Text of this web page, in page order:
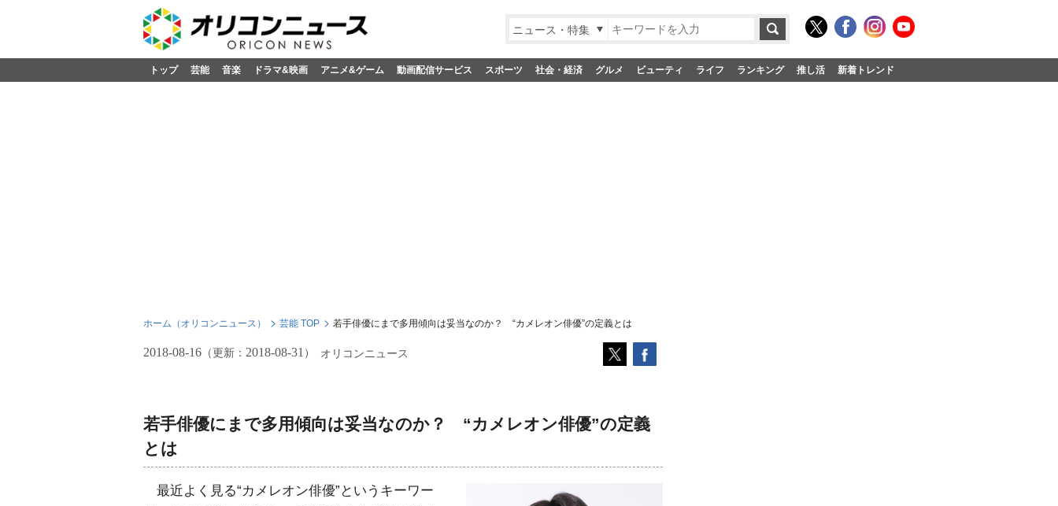
ニュース・特集
トップ 芸能 音楽 ドラマ&映画 アニメ&ゲーム 動画配信サービス スポーツ 社会・経済 グルメ ビューティ ライフ ランキング 推し活 新着トレンド
ホーム（オリコンニュース） 芸能 TOP 若手俳優にまで多用傾向は妥当なのか？ “カメレオン俳優”の定義とは
2018-08-16 （更新： 2018-08-31 ） オリコンニュース
若手俳優にまで多用傾向は妥当なのか？ “カメレオン俳優”の定義
とは
最近よく見る“カメレオン俳優”というキーワー